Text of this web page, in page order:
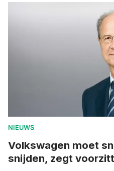
NIEUWS
Volkswagen moet
snijden, zegt